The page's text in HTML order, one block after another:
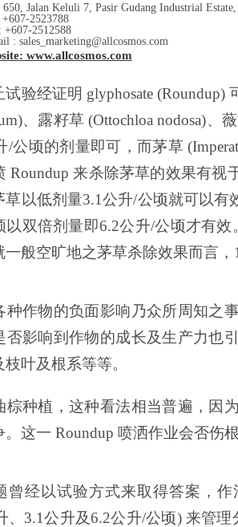
Jalan Keluli 7, Pasir Gudang Industrial
2523788
+607-2512588
: sales_marketing@allcosmos.com
www.allcosmos.com
试验经证明 glyphosate (Roundup)
、露籽草 (Ottochloa nodosa)、
/公顷的剂量即可，而茅草
Roundup 来杀除茅草的效果有
草以低剂量3.1公升/公顷就可以
以双倍剂量即6.2公升/公顷才有
一般空旷地之茅草杀除效果而言，
种作物的负面影响乃众所周知之
否影响到作物的成长及生产力也
叶及根系等等。
棕种植，这种看法相当普遍，因
。这一 Roundup 喷洒作业会否伤
曾经以试验方式来取得答案，作
、3.1公升及6.2公升/公顷) 来管